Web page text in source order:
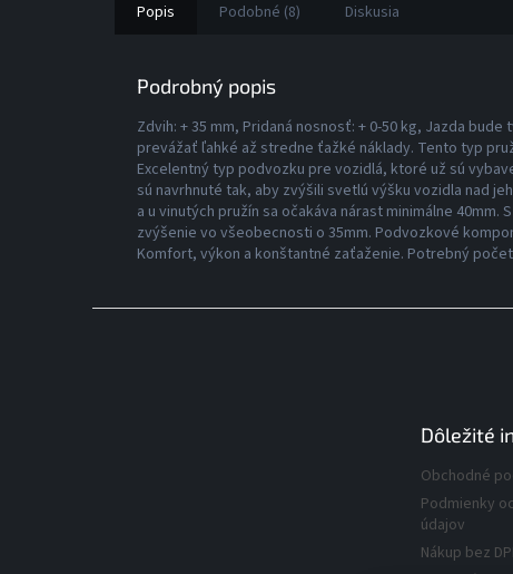
Popis Podobné (8) Diskusia
Podrobný popis
Zdvih: + 35 mm, Pridaná nosnosť: + 0-50 kg, Jazda
prevážať ľahké až stredne ťažké náklady. Tento typ
Excelentný typ podvozku pre vozidlá, ktoré už sú
sú navrhnuté tak, aby zvýšili svetlú výšku vozidla nad
a u vinutých pružín sa očakáva nárast minimálne 40mm.
zvýšenie vo všeobecnosti o 35mm. Podvozkové
Komfort, výkon a konštantné zaťaženie. Potrebný
Dôležité
Obchodné
Podmienky
údajov
Nákup bez